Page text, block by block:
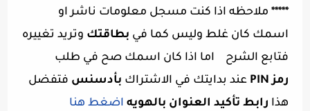
***** ملاحظه اذا كنت مسجل معلومات ناشر او
اسمك كان غلط وليس كما في بطاقتك وتريد تغييره
فتابع الشرح اما اذا كان اسمك صح في طلب
رمزPIN عند بدايتك في الاشتراك بأدسنس فتفضل
هذا رابط تأكيد العنوان بالهويه اضغط هنا